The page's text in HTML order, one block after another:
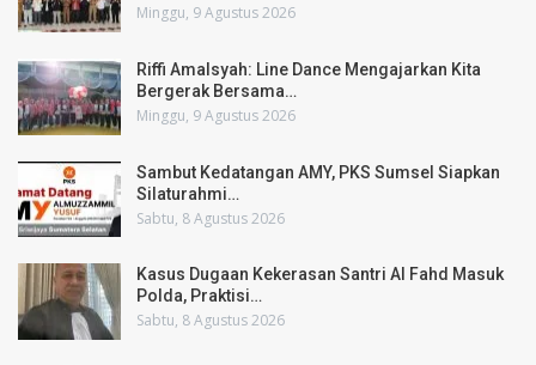
Minggu, 9 Agustus 2026
Riffi Amalsyah: Line Dance Mengajarkan Kita
Bergerak Bersama…
Minggu, 9 Agustus 2026
Sambut Kedatangan AMY, PKS Sumsel Siapkan
Silaturahmi…
Sabtu, 8 Agustus 2026
Kasus Dugaan Kekerasan Santri Al Fahd Masuk
Polda, Praktisi…
Sabtu, 8 Agustus 2026